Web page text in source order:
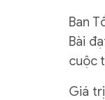
Ban
Bài
cuộc
Giá